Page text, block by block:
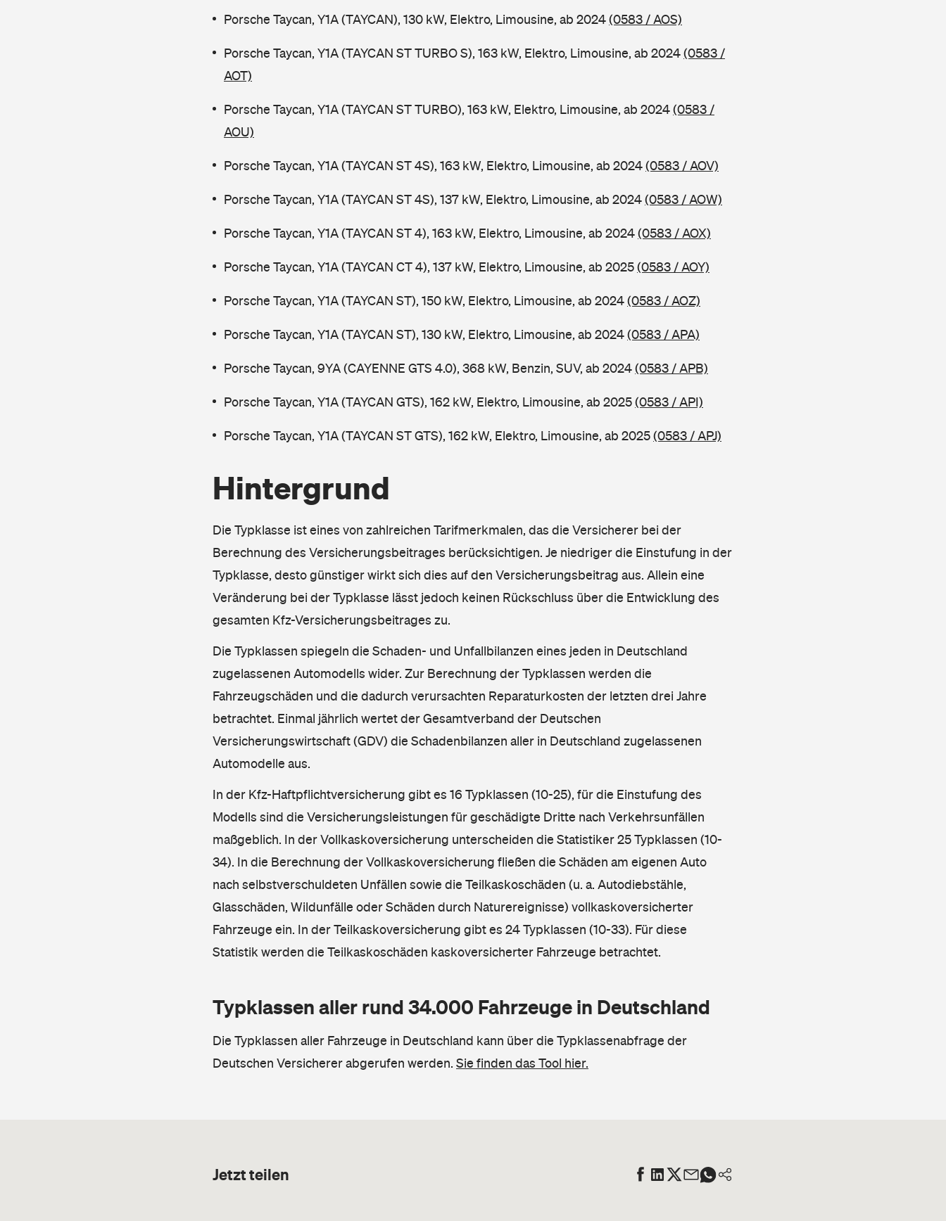
Porsche Taycan, Y1A (TAYCAN), 130 kW, Elektro, Limousine, ab 2024(0583 / AOS)
Porsche Taycan, Y1A (TAYCAN ST TURBO S), 163 kW, Elektro, Limousine, ab 2024(0583 /
AOT)
Porsche Taycan, Y1A (TAYCAN ST TURBO), 163 kW, Elektro, Limousine, ab 2024(0583 /
AOU)
Porsche Taycan, Y1A (TAYCAN ST 4S), 163 kW, Elektro, Limousine, ab 2024(0583 / AOV)
Porsche Taycan, Y1A (TAYCAN ST 4S), 137 kW, Elektro, Limousine, ab 2024(0583 / AOW)
Porsche Taycan, Y1A (TAYCAN ST 4), 163 kW, Elektro, Limousine, ab 2024(0583 / AOX)
Porsche Taycan, Y1A (TAYCAN CT 4), 137 kW, Elektro, Limousine, ab 2025(0583 / AOY)
Porsche Taycan, Y1A (TAYCAN ST), 150 kW, Elektro, Limousine, ab 2024(0583 / AOZ)
Porsche Taycan, Y1A (TAYCAN ST), 130 kW, Elektro, Limousine, ab 2024(0583 / APA)
Porsche Taycan, 9YA (CAYENNE GTS 4.0), 368 kW, Benzin, SUV, ab 2024(0583 / APB)
Porsche Taycan, Y1A (TAYCAN GTS), 162 kW, Elektro, Limousine, ab 2025(0583 / API)
Porsche Taycan, Y1A (TAYCAN ST GTS), 162 kW, Elektro, Limousine, ab 2025(0583 / APJ)
Hintergrund
Die Typklasse ist eines von zahlreichen Tarifmerkmalen, das die Versicherer bei der
Berechnung des Versicherungsbeitrages berücksichtigen. Je niedriger die Einstufung in der
Typklasse, desto günstiger wirkt sich dies auf den Versicherungsbeitrag aus. Allein eine
Veränderung bei der Typklasse lässt jedoch keinen Rückschluss über die Entwicklung des
gesamten Kfz-Versicherungsbeitrages zu.
Die Typklassen spiegeln die Schaden- und Unfallbilanzen eines jeden in Deutschland
zugelassenen Automodells wider. Zur Berechnung der Typklassen werden die
Fahrzeugschäden und die dadurch verursachten Reparaturkosten der letzten drei Jahre
betrachtet. Einmal jährlich wertet der Gesamtverband der Deutschen
Versicherungswirtschaft (GDV) die Schadenbilanzen aller in Deutschland zugelassenen
Automodelle aus.
In der Kfz-Haftpflichtversicherung gibt es 16 Typklassen (10-25), für die Einstufung des
Modells sind die Versicherungsleistungen für geschädigte Dritte nach Verkehrsunfällen
maßgeblich. In der Vollkaskoversicherung unterscheiden die Statistiker 25 Typklassen (10-
34). In die Berechnung der Vollkaskoversicherung fließen die Schäden am eigenen Auto
nach selbstverschuldeten Unfällen sowie die Teilkaskoschäden (u. a. Autodiebstähle,
Glasschäden, Wildunfälle oder Schäden durch Naturereignisse) vollkaskoversicherter
Fahrzeuge ein. In der Teilkaskoversicherung gibt es 24 Typklassen (10-33). Für diese
Statistik werden die Teilkaskoschäden kaskoversicherter Fahrzeuge betrachtet.
Typklassen aller rund 34.000 Fahrzeuge in Deutschland
Die Typklassen aller Fahrzeuge in Deutschland kann über die Typklassenabfrage der
Deutschen Versicherer abgerufen werden. Sie finden das Tool hier.
Jetzt teilen